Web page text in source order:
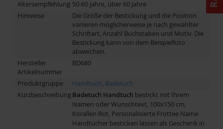
Altersempfehlung 50-60 Jahre, über 60 Jahre
Hinweise
Die Größe der Bestickung und die Position
variieren möglicherweise je nach gewählter
Schriftart, Anzahl Buchstaben und Motiv. Die
Bestickung kann von dem Beispielfoto
abweichen.
Hersteller
Artikelnummer
BD680
Produktgruppe Handtuch, Badetuch
KurzbeschreibungBadetuch Handtuch bestickt mit Ihrem
Namen oder Wunschtext, 100x150 cm,
Korallen Rot, Personalisierte Frottee Name
Handtücher besticken lassen als Geschenk in